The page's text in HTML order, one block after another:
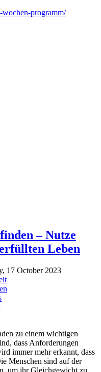
programm/
– Nutze
Leben
17 October 2023
zu einem wichtigen
dass Anforderungen
immer mehr erkannt, dass
Menschen sind auf der
um ihr Gleichgewicht zu